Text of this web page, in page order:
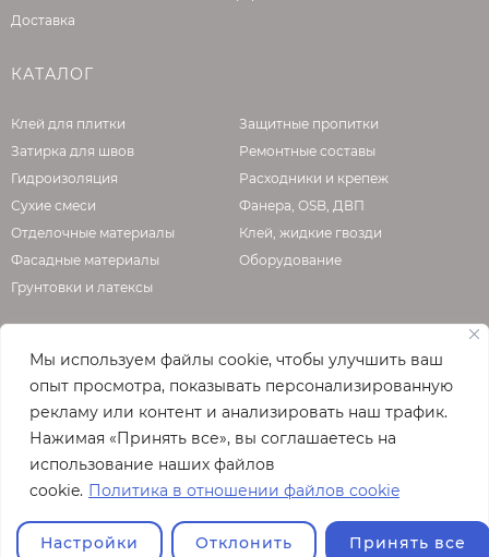
Мы используем файлы cookie, чтобы улучшить ваш
опыт просмотра, показывать персонализированную
рекламу или контент и анализировать наш трафик.
Нажимая «Принять все», вы соглашаетесь на
использование наших файлов
cookie. Политика в отношении файлов cookie
Настройки Отклонить Принять все
Сфера применения:
Литокол Litotherm Grafica Sil Короед зерно 1,5
мм 25 кг имеет высокую адгезию к
штукатурным армированным слоям СФТК
LITOTHERM и минеральным основаниям,
таким как:
базовый штукатурный состав LITOTHERM
Base;
цементно-песчаные штукатурки;
плотный и гладкий бетон;
гипсовые штукатурки (внутри зданий);
листовые гипсовые материалы (внутри
зданий).
Рекомендации:
Grafica Sil Короед зерно 1,5 мм 25 кг при
Доставка
КАТАЛОГ
Клей для плитки
Затирка для швов
Гидроизоляция
Сухие смеси
Отделочные материалы
Фасадные материалы
Грунтовки и латексы
Защитные пропитки
Ремонтные составы
Расходники и крепеж
Фанера, OSB, ДВП
Клей, жидкие гвозди
Оборудование
О КОМПАНИИ
Официальная страница сайта
Полная версия сайта